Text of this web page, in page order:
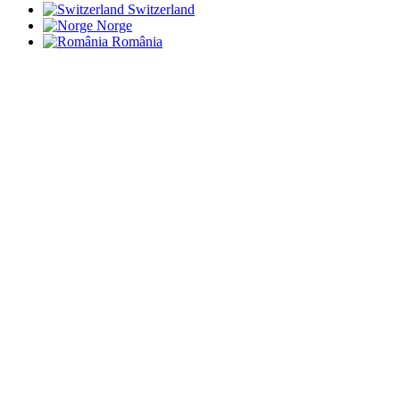
Switzerland
Norge
România